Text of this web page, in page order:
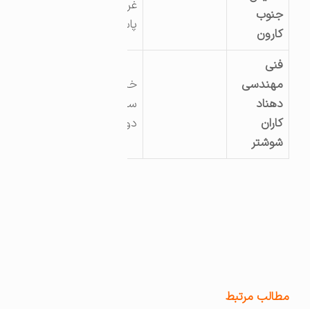
جنوب
کارون
غربی
پاساژاستقلال5همکف
مهندسی
دهناد
کاران
شوشتر
خیابان ساحلی
سادات نبش میدان
دوخوهران
مطالب مرتبط